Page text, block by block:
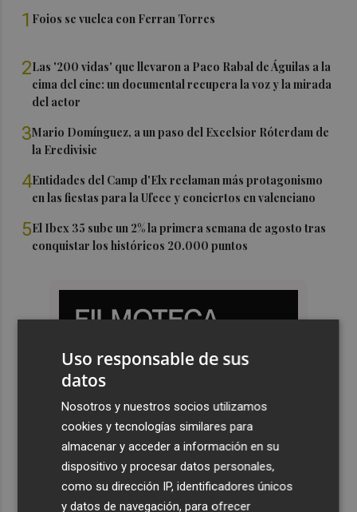
1 Foios se vuelca con Ferran Torres
2Las '200 vidas' que llevaron a Paco Rabal de Águilas a la
cima del cine: un documental recupera la voz y la mirada
del actor
3Mario Domínguez, a un paso del Excelsior Róterdam de
la Eredivisie
4Entidades del Camp d'Elx reclaman más protagonismo
en las fiestas para la Ufece y conciertos en valenciano
5El Ibex 35 sube un 2% la primera semana de agosto tras
conquistar los históricos 20.000 puntos
Uso responsable de sus
datos
Nosotros y nuestros socios utilizamos
cookies y tecnologías similares para
almacenar y acceder a información en su
dispositivo y procesar datos personales,
como su dirección IP, identificadores únicos
y datos de navegación, para ofrecer